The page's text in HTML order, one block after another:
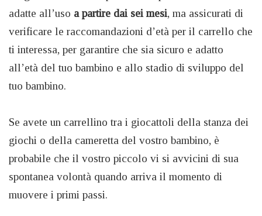
adatte all’uso a partire dai sei mesi, ma assicurati di
verificare le raccomandazioni d’età per il carrello che
ti interessa, per garantire che sia sicuro e adatto
all’età del tuo bambino e allo stadio di sviluppo del
tuo bambino.
Se avete un carrellino tra i giocattoli della stanza dei
giochi o della cameretta del vostro bambino, è
probabile che il vostro piccolo vi si avvicini di sua
spontanea volontà quando arriva il momento di
muovere i primi passi.